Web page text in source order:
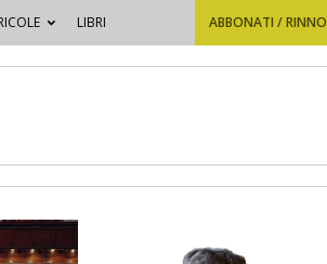
LIBRI ABBONATI /